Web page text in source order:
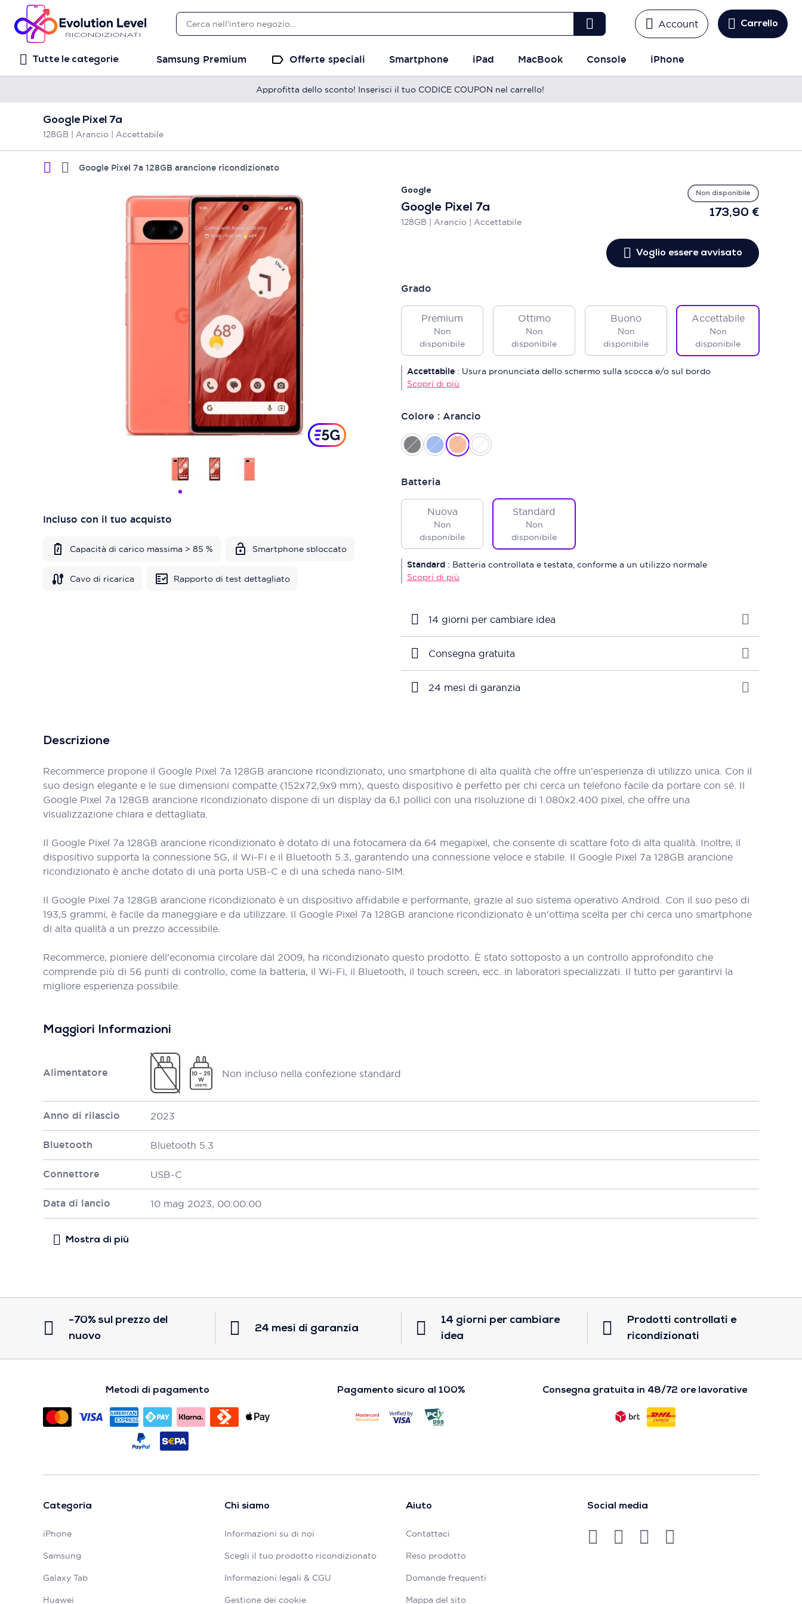
Account Carrello
Tutte le categorie Samsung Premium Offerte speciali Smartphone iPad MacBook Console iPhone
Approfitta dello sconto! Inserisci il tuo CODICE COUPON nel carrello!
Google Pixel 7a
128GB | Arancio | Accettabile
Google Pixel 7a 128GB arancione ricondizionato
Google
Google Pixel 7a
128GB | Arancio | Accettabile
Non disponibile
Incluso con il tuo acquisto
Capacità di carico massima > 85 % Smartphone sbloccato
Cavo di ricarica Rapporto di test dettagliato
173,90 €
Voglio essere avvisato
Grado
Premium
Non
disponibile
Ottimo
Non
disponibile
Buono
Non
disponibile
Accettabile
Non
disponibile
Accettabile : Usura pronunciata dello schermo sulla scocca e/o sul bordo
Scopri di più
Colore : Arancio
Batteria
Nuova
Non
disponibile
Standard
Non
disponibile
Standard : Batteria controllata e testata, conforme a un utilizzo normale
Scopri di più
14 giorni per cambiare idea
Consegna gratuita
24 mesi di garanzia
Descrizione
Recommerce propone il Google Pixel 7a 128GB arancione ricondizionato, uno smartphone di alta qualità che offre un'esperienza di utilizzo unica. Con il
suo design elegante e le sue dimensioni compatte (152x72,9x9 mm), questo dispositivo è perfetto per chi cerca un telefono facile da portare con sé. Il
Google Pixel 7a 128GB arancione ricondizionato dispone di un display da 6,1 pollici con una risoluzione di 1.080x2.400 pixel, che offre una
visualizzazione chiara e dettagliata.
Il Google Pixel 7a 128GB arancione ricondizionato è dotato di una fotocamera da 64 megapixel, che consente di scattare foto di alta qualità. Inoltre, il
dispositivo supporta la connessione 5G, il Wi-Fi e il Bluetooth 5.3, garantendo una connessione veloce e stabile. Il Google Pixel 7a 128GB arancione
ricondizionato è anche dotato di una porta USB-C e di una scheda nano-SIM.
Il Google Pixel 7a 128GB arancione ricondizionato è un dispositivo affidabile e performante, grazie al suo sistema operativo Android. Con il suo peso di
193,5 grammi, è facile da maneggiare e da utilizzare. Il Google Pixel 7a 128GB arancione ricondizionato è un'ottima scelta per chi cerca uno smartphone
di alta qualità a un prezzo accessibile.
Recommerce, pioniere dell'economia circolare dal 2009, ha ricondizionato questo prodotto. È stato sottoposto a un controllo approfondito che
comprende più di 56 punti di controllo, come la batteria, il Wi-Fi, il Bluetooth, il touch screen, ecc. in laboratori specializzati. Il tutto per garantirvi la
migliore esperienza possibile.
Maggiori Informazioni
Alimentatore Non incluso nella confezione standard
Anno di rilascio 2023
Bluetooth Bluetooth 5.3
Connettore USB-C
Data di lancio 10 mag 2023, 00:00:00
-70% sul prezzo del
nuovo
24 mesi di garanzia
14 giorni per cambiare
idea
Prodotti controllati e
ricondizionati
Metodi di pagamento Pagamento sicuro al 100% Consegna gratuita in 48/72 ore lavorative
Categoria
iPhone
Samsung
Galaxy Tab
Huawei
Chi siamo
Informazioni su di noi
Scegli il tuo prodotto ricondizionato
Informazioni legali & CGU
Gestione dei cookie
Aiuto
Contattaci
Reso prodotto
Domande frequenti
Mappa del sito
Social media